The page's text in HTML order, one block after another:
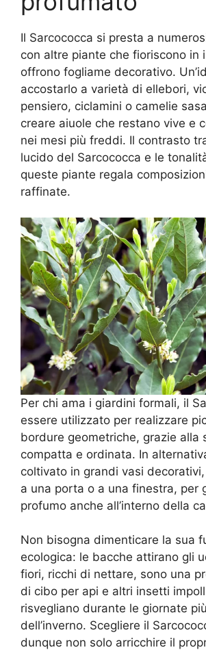
Il Sarcococca si presta a
con altre piante che fioriscono in
offrono fogliame decorativo.
accostarlo a varietà di ellebori,
pensiero, ciclamini o camelie
creare aiuole che restano vive e
nei mesi più freddi. Il contrasto
lucido del Sarcococca e le
queste piante regala
raffinate.
Per chi ama i giardini formali, il
essere utilizzato per realizzare
bordure geometriche, grazie alla
compatta e ordinata. In
coltivato in grandi vasi
a una porta o a una finestra, per
profumo anche all’interno della
Non bisogna dimenticare la sua
ecologica: le bacche attirano gli
fiori, ricchi di nettare, sono una
di cibo per api e altri insetti
risvegliano durante le giornate
dell’inverno. Scegliere il
dunque non solo arricchire il